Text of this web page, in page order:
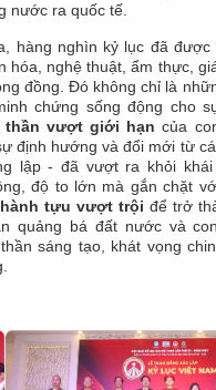
nước ra quốc tế.
hàng nghìn kỷ lục đã được
hóa, nghệ thuật, ẩm thực,
đồng. Đó không chỉ là
chứng sống động cho
thần vượt giới hạn của
định hướng và đổi mới từ
lập - đã vượt ra khỏi khái
độ to lớn mà gắn chặt
tựu vượt trội để trở
quảng bá đất nước và
sáng tạo, khát vọng